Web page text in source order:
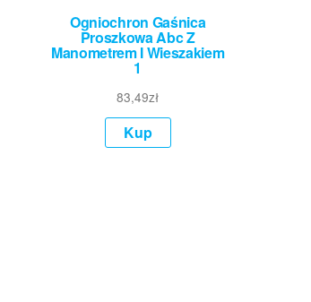
Ogniochron Gaśnica
Proszkowa Abc Z
Manometrem I Wieszakiem
1
83,49zł
Kup